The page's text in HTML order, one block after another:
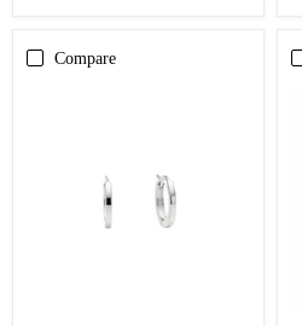
Compare